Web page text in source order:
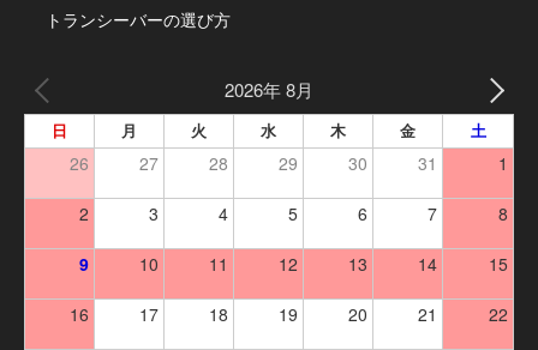
トランシーバーの選び方
2026年 8月
日 月 火 水 木 金 土
26 27 28 29 30 31 1
2 3 4 5 6 7 8
9 10 11 12 13 14 15
16 17 18 19 20 21 22